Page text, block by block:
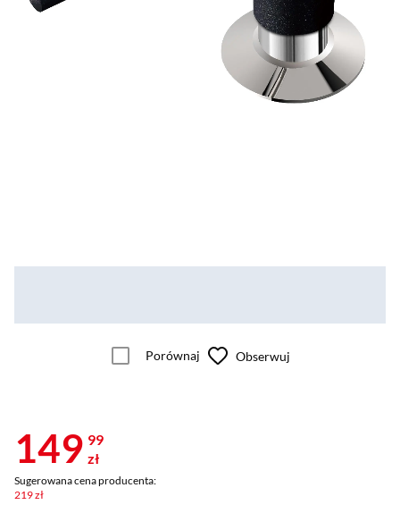
Porównaj Obserwuj
149 99
zł
Sugerowana cena producenta:
219 zł